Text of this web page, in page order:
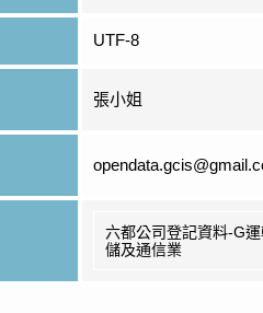
UTF-8
張小姐
六都公司登記資料-G
儲及通信業